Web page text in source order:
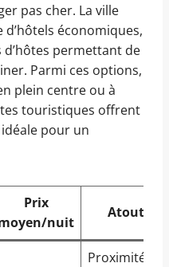
pas cher. La ville
économiques,
d’hôtes permettant de
Parmi ces options,
plein centre ou à
touristiques offrent
pour un
Prix
nuit
Atouts
Proximité